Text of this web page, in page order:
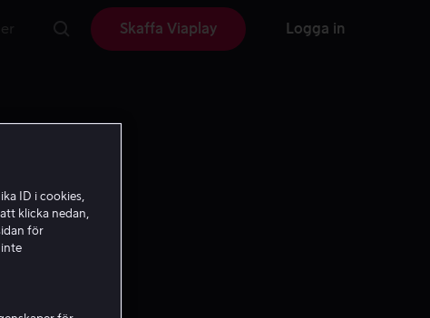
Skaffa Viaplay Logga in
ID i cookies,
klicka nedan,
för
inte